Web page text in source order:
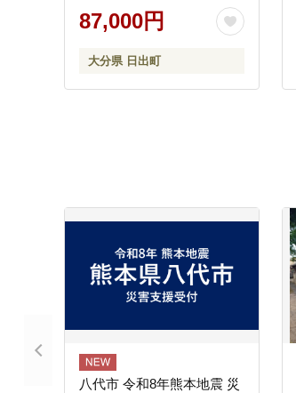
87,000円
大分県 日出町
八代市 令和8年熊本地震 災